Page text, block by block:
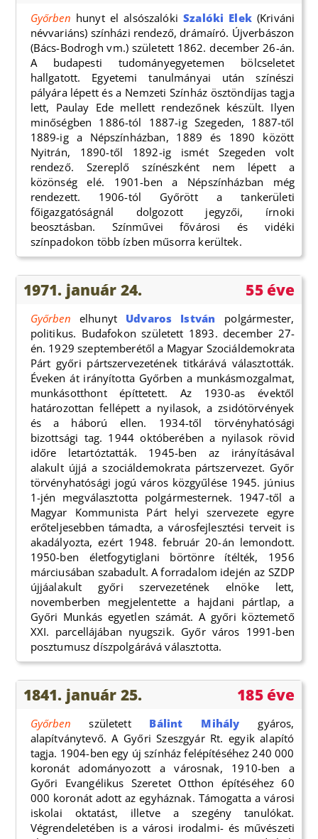
Győrben hunyt el alsószalókiSzalóki Elek(Kriváni
névvariáns) színházi rendező, drámaíró. Újverbászon
(Bács-Bodrogh vm.) született 1862. december 26-án.
A budapesti tudományegyetemen bölcseletet
hallgatott. Egyetemi tanulmányai után színészi
pályára lépett és a Nemzeti Színház ösztöndíjas tagja
lett, Paulay Ede mellett rendezőnek készült. Ilyen
minőségben 1886-tól 1887-ig Szegeden, 1887-től
1889-ig a Népszínházban, 1889 és 1890 között
Nyitrán, 1890-től 1892-ig ismét Szegeden volt
rendező. Szereplő színészként nem lépett a
közönség elé. 1901-ben a Népszínházban még
rendezett. 1906-tól Győrött a tankerületi
főigazgatóságnál dolgozott jegyzői, írnoki
beosztásban. Színművei fővárosi és vidéki
színpadokon több ízben műsorra kerültek.
1971. január 24. 55 éve
Győrben elhunyt Udvaros István polgármester,
politikus. Budafokon született 1893. december 27-
én. 1929 szeptemberétől a Magyar Szociáldemokrata
Párt győri pártszervezetének titkárává választották.
Éveken át irányította Győrben a munkásmozgalmat,
munkásotthont építtetett. Az 1930-as évektől
határozottan fellépett a nyilasok, a zsidótörvények
és a háború ellen. 1934-től törvényhatósági
bizottsági tag. 1944 októberében a nyilasok rövid
időre letartóztatták. 1945-ben az irányításával
alakult újjá a szociáldemokrata pártszervezet. Győr
törvényhatósági jogú város közgyűlése 1945. június
1-jén megválasztotta polgármesternek. 1947-től a
Magyar Kommunista Párt helyi szervezete egyre
erőteljesebben támadta, a városfejlesztési terveit is
akadályozta, ezért 1948. február 20-án lemondott.
1950-ben életfogytiglani börtönre ítélték, 1956
márciusában szabadult. A forradalom idején az SZDP
újjáalakult győri szervezetének elnöke lett,
novemberben megjelentette a hajdani pártlap, a
Győri Munkás egyetlen számát. A győri köztemető
XXI. parcellájában nyugszik. Győr város 1991-ben
posztumusz díszpolgárává választotta.
1841. január 25. 185 éve
Győrben született Bálint Mihály gyáros,
alapítványtevő. A Győri Szeszgyár Rt. egyik alapító
tagja. 1904-ben egy új színház felépítéséhez 240 000
koronát adományozott a városnak, 1910-ben a
Győri Evangélikus Szeretet Otthon építéséhez 60
000 koronát adott az egyháznak. Támogatta a városi
iskolai oktatást, illetve a szegény tanulókat.
Végrendeletében is a városi irodalmi- és művészeti